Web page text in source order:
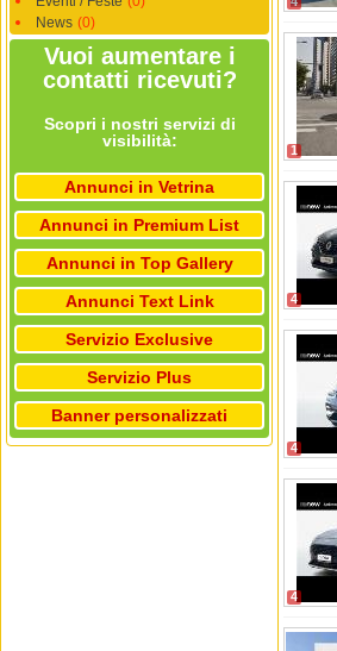
News (0)
Vuoi aumentare i
contatti ricevuti?
Scopri i nostri servizi di
visibilità:
Annunci in Vetrina
Annunci in Premium List
Annunci in Top Gallery
Annunci Text Link
Servizio Exclusive
Servizio Plus
Banner personalizzati
1
4
4
4